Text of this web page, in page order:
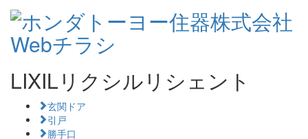
LIXILリクシルリシェント
玄関ドア
引戸
勝手口